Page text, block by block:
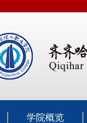
学院概览